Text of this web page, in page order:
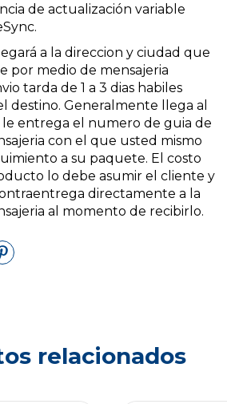
de actualización variable
a la direccion y ciudad que
por medio de mensajeria
tarda de 1 a 3 dias habiles
destino. Generalmente llega al
le entrega el numero de guia de
con el que usted mismo
a su paquete. El costo
lo debe asumir el cliente y
directamente a la
al momento de recibirlo.
relacionados